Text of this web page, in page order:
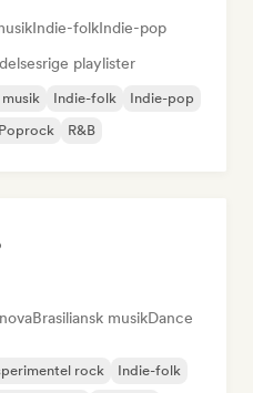
Indie-folkIndie-pop
playlister
musik Indie-folk
Indie-pop
Poprock R&B
Brasiliansk musikDance
rock
Indie-folk